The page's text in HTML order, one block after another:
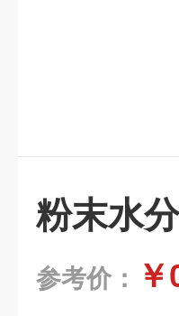
粉末水
参考价：